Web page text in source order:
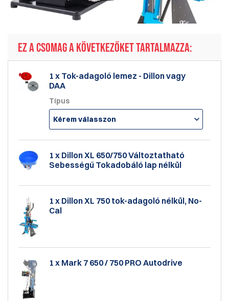
EZ A CSOMAG A KÖVETKEZŐKET TARTALMAZZA:
1 x Tok-adagoló lemez - Dillon vagy
DAA
Típus
Kérem válasszon
1 x Dillon XL 650/750 Változtatható
Sebességű Tokadobáló lap nélkül
1 x Dillon XL 750 tok-adagoló nélkül, No-
Cal
1 x Mark 7 650 / 750 PRO Autodrive